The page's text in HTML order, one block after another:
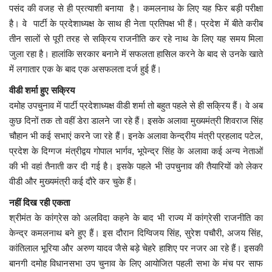
खेल
ब्रेकिंग न्यूज़
व्यापार
टेक न्यूज़
पसंद की वजह से ही प्रत्याशी बनाया है। कमलनाथ के लिए यह फिर बड़ी परीक्षा
है। वे पार्टी के प्रदेशाध्यक्ष के साथ ही नेता प्रतिपक्ष भी हैं। प्रदेश में बीते करीब
तीन सालों से पूरी तरह से सक्रिय राजनीति कर रहे नाथ के लिए यह समय मिला
जुला रहा है। हालांकि सरकार बनाने में सफलता हासिल करने के बाद से उनके खाते
में लगातार एक के बाद एक असफलता दर्ज हुई हैं।
वीडी शर्मा हुए सक्रिय
दमोह उपचुनाव में पार्टी प्रदेशाध्यक्ष वीडी शर्मा तो बहुत पहले से ही सक्रिय हैं। वे अब
कुछ दिनों तक तो वहीं डेरा डालने जा रहे हैं। इसके अलावा मुख्यमंत्री शिवराज सिंह
चौहान भी कई सभाएं करने जा रहे हैं। इनके अलावा केन्द्रीय मंत्री प्रहलाद पटेल,
प्रदेश के दिग्गज मंत्रीद्वय गोपाल भार्गव, भूपेन्द्र सिंह के अलावा कई अन्य नेताओं
की भी वहां तैनाती कर दी गई है। इसके पहले भी उपचुनाव की तैयारियों को लेकर
वीडी और मुख्यमंत्री कई दौरे कर चुके हैं।
नहीं दिख रही एकता
श्रीमंत के कांग्रेस को अलविदा कहने के बाद भी राज्य में कांग्रेसी राजनीति का
केन्द्र कमलनाथ बने हुए हैं। इस दौरान दिग्विजय सिंह, सुरेश पचौरी, अजय सिंह,
कांतिलाल भूरिया और अरुण यादव जैसे बड़े चेहरे हाशिए पर नजर आ रहे हैं। इसकी
बानगी दमोह विधानसभा उप चुनाव के लिए आयोजित पहली सभा के मंच पर साफ